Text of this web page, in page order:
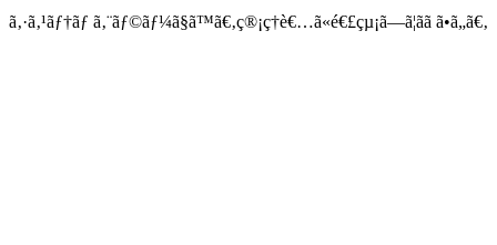
ã‚·ã‚¹ãƒ†ãƒ ã‚¨ãƒ©ãƒ¼ã§ã™ã€‚ç®¡ç†è€…ã«é€£çµ¡ã—ã¦ãã ã•ã„ã€‚